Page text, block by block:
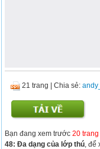
21 trang |Chia sẻ:
Bạn đang xem trước20 trang
48: Đa dạng của lớp thú ,